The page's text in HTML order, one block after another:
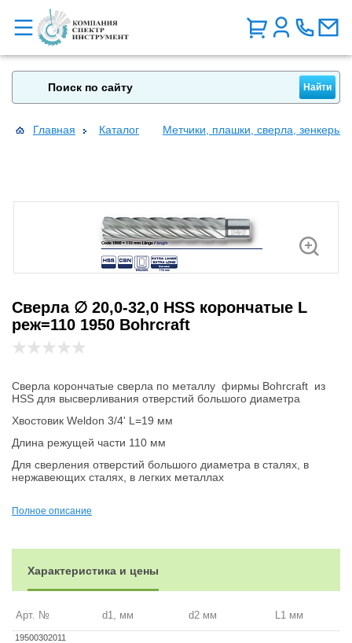
Главная Каталог Метчики, плашки, сверла, зенкеры,
Сверла ∅ 20,0-32,0 HSS корончатые L
реж=110 1950 Bohrcraft
Сверла корончатые сверла по металлу фирмы Bohrcraft из
HSS для высверливания отверстий большого диаметра
Хвостовик Weldon 3/4' L=19 мм
Длина режущей части 110 мм
Для сверления отверстий большого диаметра в сталях, в
нержавеющих сталях, в легких металлах
сверел с покрытием TiALN
Полное описание
Характеристика и цены
Арт. № d1, мм d2 мм L1 мм
19500302011